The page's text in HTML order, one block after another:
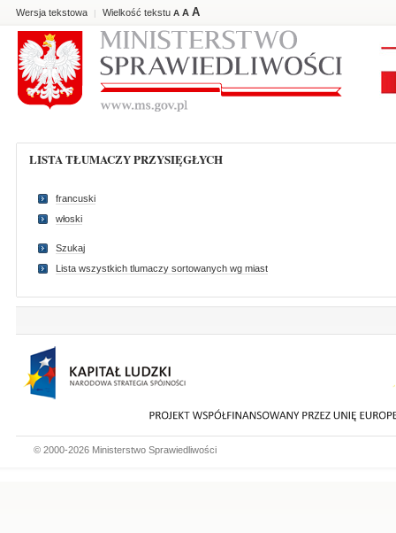
Wersja tekstowa | Wielkość tekstu A A A
LISTA TŁUMACZY PRZYSIĘGŁYCH
francuski
włoski
Szukaj
Lista wszystkich tlumaczy sortowanych wg miast
© 2000-2026 Ministerstwo Sprawiedliwości